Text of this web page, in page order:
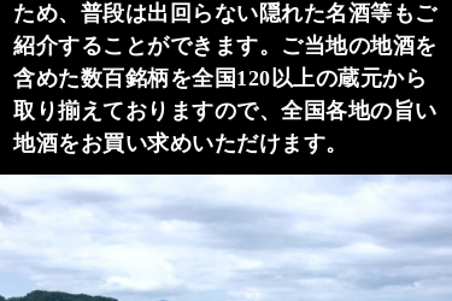
ため、普段は出回らない隠れた名酒等もご
紹介することができます。ご当地の地酒を
含めた数百銘柄を全国120以上の蔵元から
取り揃えておりますので、全国各地の旨い
地酒をお買い求めいただけます。